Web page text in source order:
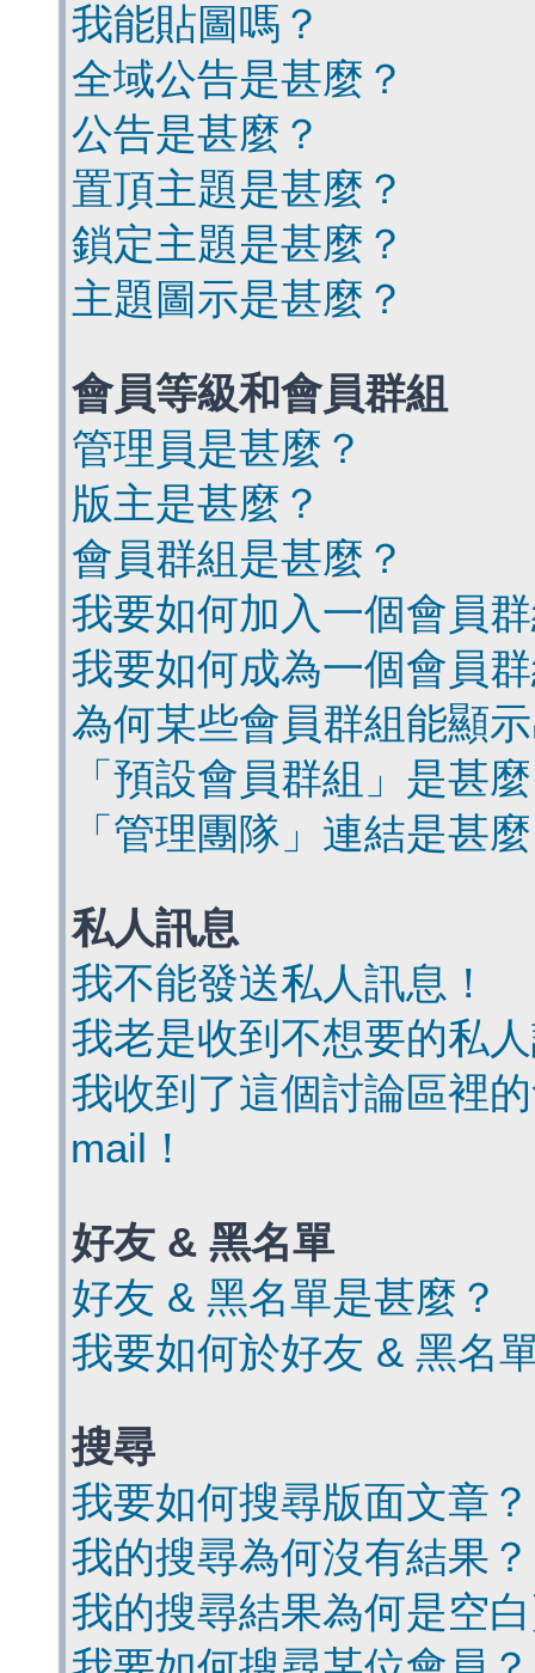
我能貼圖嗎？
全域公告是甚麼？
公告是甚麼？
置頂主題是甚麼？
鎖定主題是甚麼？
主題圖示是甚麼？
會員等級和會員群組
管理員是甚麼？
版主是甚麼？
會員群組是甚麼？
我要如何加入一個會員
我要如何成為一個會員
為何某些會員群組能顯
「預設會員群組」是甚
「管理團隊」連結是甚
私人訊息
我不能發送私人訊息！
我老是收到不想要的私
我收到了這個討論區裡
mail！
好友 & 黑名單
好友 & 黑名單是甚麼？
我要如何於好友 & 黑名
搜尋
我要如何搜尋版面文章？
我的搜尋為何沒有結果？
我的搜尋結果為何是空